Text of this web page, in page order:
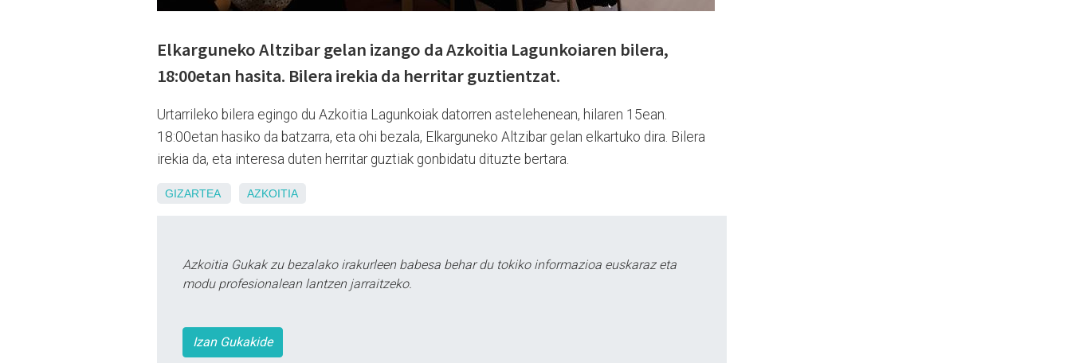
Elkarguneko Altzibar gelan izango da Azkoitia Lagunkoiaren bilera,
18:00etan hasita. Bilera irekia da herritar guztientzat.
Urtarrileko bilera egingo du Azkoitia Lagunkoiak datorren astelehenean, hilaren 15ean.
18:00etan hasiko da batzarra, eta ohi bezala, Elkarguneko Altzibar gelan elkartuko dira. Bilera
irekia da, eta interesa duten herritar guztiak gonbidatu dituzte bertara.
GIZARTEA AZKOITIA
Azkoitia Gukak zu bezalako irakurleen babesa behar du tokiko informazioa euskaraz eta
modu profesionalean lantzen jarraitzeko.
Izan Gukakide